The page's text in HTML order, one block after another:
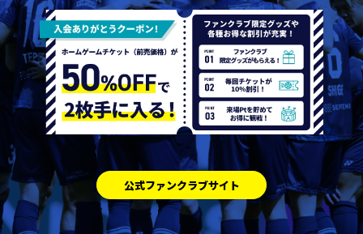
公式ファンクラブサイト